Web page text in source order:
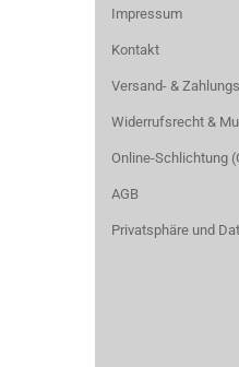
Impressum
Kontakt
Versand- &
Widerrufsrecht &
Online-Schlichtung
AGB
Privatsphäre und